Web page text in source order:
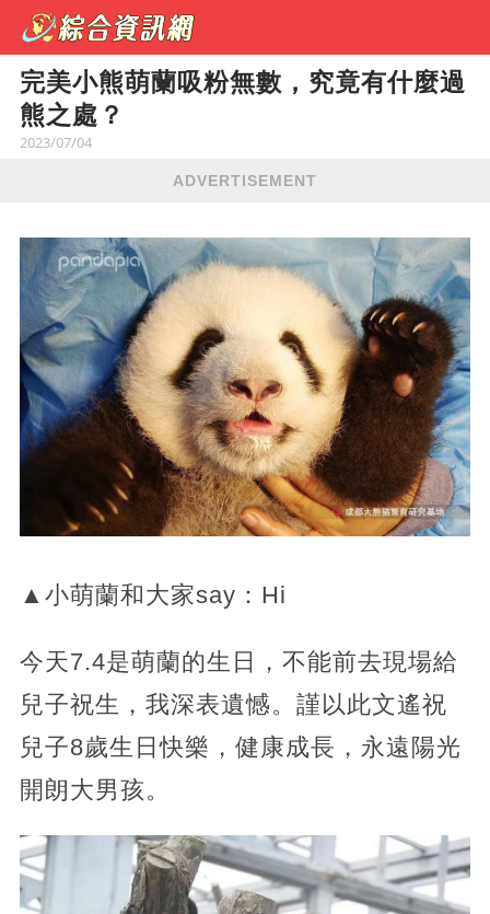
完美小熊萌蘭吸粉無數，究竟有什麼過
熊之處？
2023/07/04
ADVERTISEMENT
▲小萌蘭和大家say：Hi
今天7.4是萌蘭的生日，不能前去現場給
兒子祝生，我深表遺憾。謹以此文遙祝
兒子8歲生日快樂，健康成長，永遠陽光
開朗大男孩。